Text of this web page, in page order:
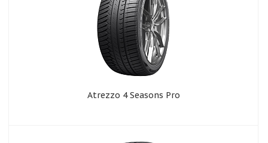
Atrezzo 4 Seasons Pro